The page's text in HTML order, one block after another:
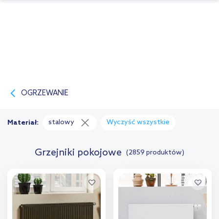
OGRZEWANIE
Grzejniki pokojowe (2859 produktów)
Materiał: stalowy Wyczyść wszystkie